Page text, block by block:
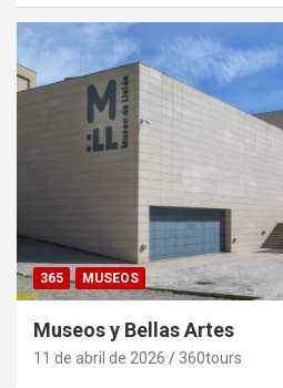
365 MUSEOS
Museos y Bellas Artes
11 de abril de 2026 360tours